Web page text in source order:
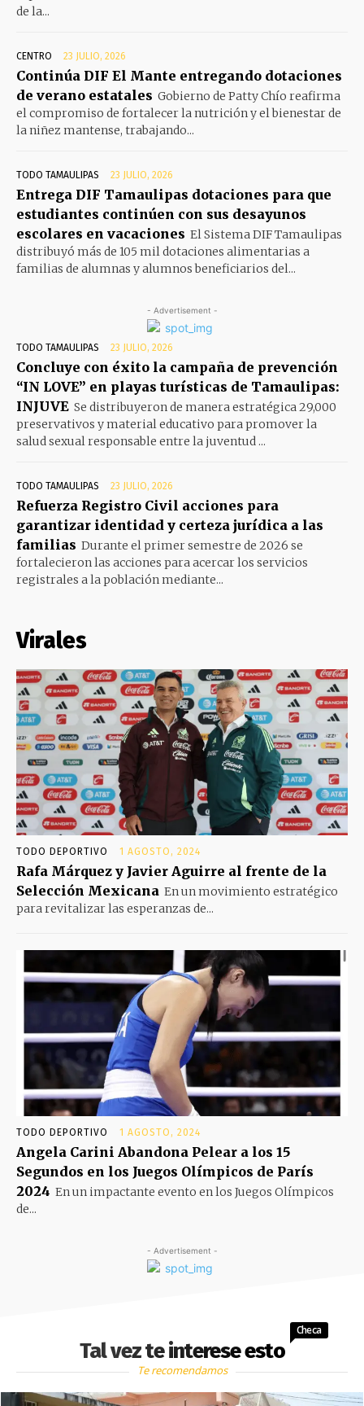
de la...
CENTRO 23 JULIO, 2026
Continúa DIF El Mante entregando dotaciones
de verano estatales Gobierno de Patty Chío reafirma
el compromiso de fortalecer la nutrición y el bienestar de
la niñez mantense, trabajando...
TODO TAMAULIPAS 23 JULIO, 2026
Entrega DIF Tamaulipas dotaciones para que
estudiantes continúen con sus desayunos
escolares en vacaciones El Sistema DIF Tamaulipas
distribuyó más de 105 mil dotaciones alimentarias a
familias de alumnas y alumnos beneficiarios del...
- Advertisement -
TODO TAMAULIPAS 23 JULIO, 2026
Concluye con éxito la campaña de prevención
“IN LOVE” en playas turísticas de Tamaulipas:
INJUVE Se distribuyeron de manera estratégica 29,000
preservativos y material educativo para promover la
salud sexual responsable entre la juventud ...
TODO TAMAULIPAS 23 JULIO, 2026
Refuerza Registro Civil acciones para
garantizar identidad y certeza jurídica a las
familias Durante el primer semestre de 2026 se
fortalecieron las acciones para acercar los servicios
registrales a la población mediante...
Virales
TODO DEPORTIVO 1 AGOSTO, 2024
Rafa Márquez y Javier Aguirre al frente de la
Selección Mexicana En un movimiento estratégico
para revitalizar las esperanzas de...
TODO DEPORTIVO 1 AGOSTO, 2024
Angela Carini Abandona Pelear a los 15
Segundos en los Juegos Olímpicos de París
2024 En un impactante evento en los Juegos Olímpicos
de...
- Advertisement -
Tal vez te interese esto
Checa
Te recomendamos